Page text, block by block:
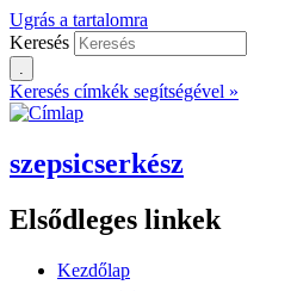
Ugrás a tartalomra
Keresés
Keresés címkék segítségével »
szepsicserkész
Elsődleges linkek
Kezdőlap